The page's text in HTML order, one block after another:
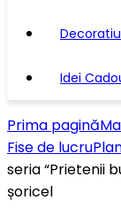
Idei
Prima pagină
Fise de lucru
seria “Prietenii
șoricel